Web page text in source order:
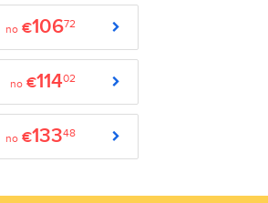
no €10672
no €11402
no €13348